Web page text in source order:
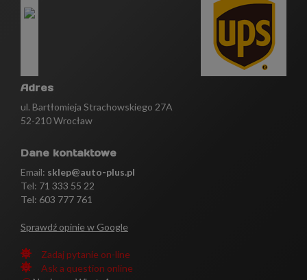
Adres
ul. Bartłomieja Strachowskiego 27A
52-210 Wrocław
Dane kontaktowe
Email: sklep@auto-plus.pl
Tel: 71 333 55 22
Tel: 603 777 761
Sprawdź opinie w Google
Zadaj pytanie on-line
Ask a question online